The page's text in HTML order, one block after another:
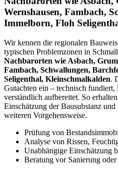
Wernshausen, Fambach,
Immelborn, Floh
Wir kennen die regionalen
typischen Problemzonen in
Nachbarorten wie Asbach,
Fambach, Schwallungen,
Seligenthal, Kleinschmalkalden.
Gutachten ein – technisch fundiert,
verständlich aufbereitet. So
Einschätzung der Bausubstanz
weiteren Vorgehensweise.
Prüfung von
Analyse von Rissen,
Unabhängige Einschätzung
Beratung vor Sanierung